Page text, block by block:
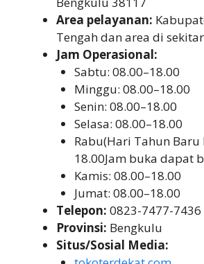
Area pelayanan:
Tengah dan area di
Jam Operasional:
Sabtu: 08.00–18.00
Minggu: 08.00–18.00
Senin: 08.00–18.00
Selasa: 08.00–18.00
Rabu(Hari Tahun Baru
18.00Jam buka dapat
Kamis: 08.00–18.00
Jumat: 08.00–18.00
Telepon: 0823-7477-7436
Provinsi: Bengkulu
Situs/Sosial Media: